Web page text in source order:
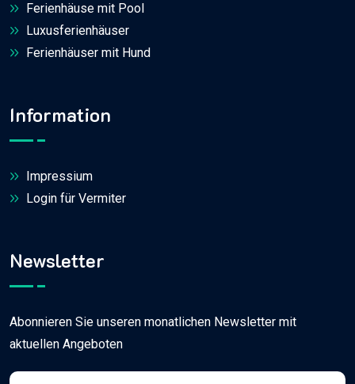
Ferienhäuse mit Pool
Luxusferienhäuser
Ferienhäuser mit Hund
Information
Impressium
Login für Vermiter
Newsletter
Abonnieren Sie unseren monatlichen Newsletter mit
aktuellen Angeboten